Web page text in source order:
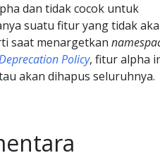
dan tidak cocok untuk
suatu fitur yang tidak
saat menargetkan
Policy, fitur alpha
akan dihapus seluruhnya.